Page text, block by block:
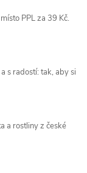
PPL za 39 Kč.
s radostí: tak, aby si
a rostliny z české